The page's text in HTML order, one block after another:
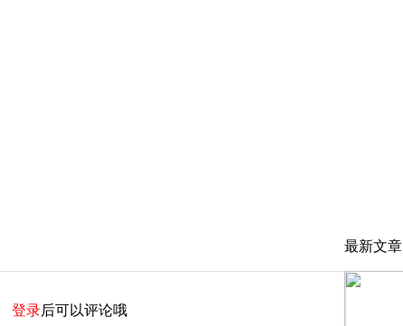
登录后可以评论哦
最新文章